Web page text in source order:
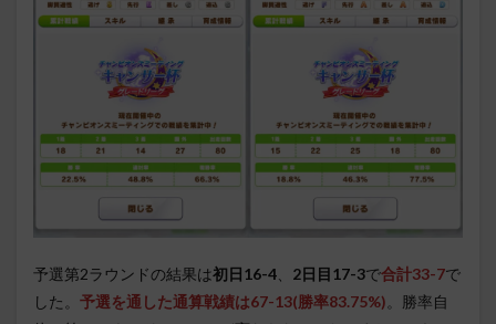
予選第2ラウンドの結果は初日16-4 2日目17-3で合計33-7で
した。 予選を通した通算戦績は67-13(勝率83.75%)。勝率自